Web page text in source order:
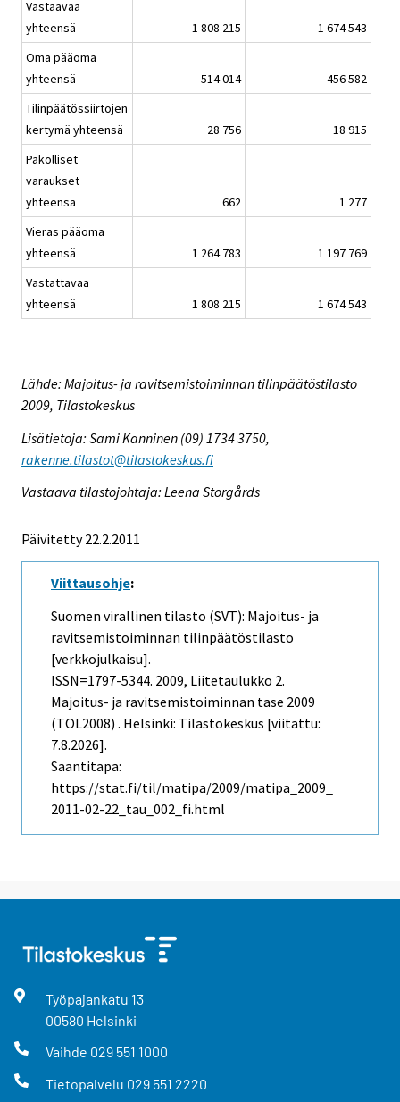
Vastaavaa
yhteensä
1 808 215
1 674 543
Oma pääoma
yhteensä
514 014
456 582
Tilinpäätössiirtojen
kertymä yhteensä
28 756
18 915
Pakolliset
varaukset
yhteensä
662
1 277
Vieras pääoma
yhteensä
1 264 783
1 197 769
Vastattavaa
yhteensä
1 808 215 1 674 543
Lähde: Majoitus- ja ravitsemistoiminnan tilinpäätöstilasto
2009, Tilastokeskus
Lisätietoja: Sami Kanninen (09) 1734 3750,
rakenne.tilastot@tilastokeskus.fi
Vastaava tilastojohtaja: Leena Storgårds
Päivitetty 22.2.2011
Viittausohje:
Suomen virallinen tilasto (SVT): Majoitus- ja
ravitsemistoiminnan tilinpäätöstilasto
[verkkojulkaisu].
ISSN=1797-5344. 2009, Liitetaulukko 2.
Majoitus- ja ravitsemistoiminnan tase 2009
(TOL2008) . Helsinki: Tilastokeskus [viitattu:
7.8.2026].
Saantitapa:
https://stat.fi/til/matipa/2009/matipa_2009_
2011-02-22_tau_002_fi.html
Työpajankatu 13
00580 Helsinki
Vaihde 029 551 1000
Tietopalvelu 029 551 2220